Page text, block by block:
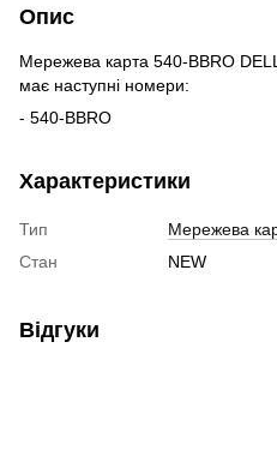
Опис
Мережева карта 540-BBRO
має наступні номери:
- 540-BBRO
Характеристики
Тип
Мережева
Стан
NEW
Відгуки